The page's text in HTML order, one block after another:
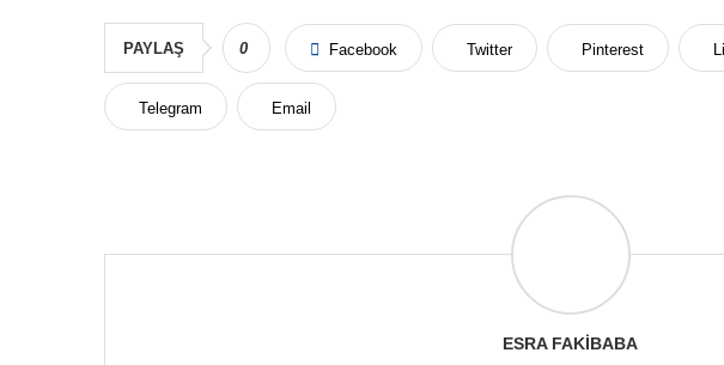
PAYLAŞ 0 Facebook Twitter Pinterest
Telegram Email
ESRA FAKIBABA